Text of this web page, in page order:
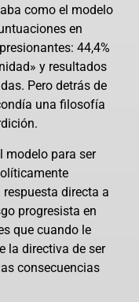
como el modelo
en
44,4%
y resultados
Pero detrás de
una filosofía
modelo para ser
directa a
progresista en
que cuando le
la directiva de ser
consecuencias